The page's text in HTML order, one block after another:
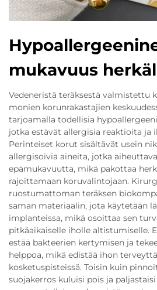
mukavuus
Vedeneristä teräksestä valmistettu
monien korunrakastajien
tarjoamalla todellisia
jotka estävät allergisia reaktioita ja
Perinteiset korut sisältävät usein
allergisoivia aineita, jotka
epämukavuutta, mikä pakottaa
rajoittamaan koruvalintojaan.
ruostumattoman teräksen
saman materiaalin, jota käytetään
implanteissa, mikä osoittaa sen
pitkäaikaiselle iholle altistumiselle.
estää bakteerien kertymisen ja
helppoa, mikä edistää ihon
kosketuspisteissä. Toisin kuin
suojakerros kuluisi pois ja